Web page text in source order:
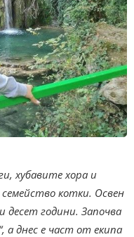
хубавите хора и
котки. Освен
години. Започва
а днес е част от екипа